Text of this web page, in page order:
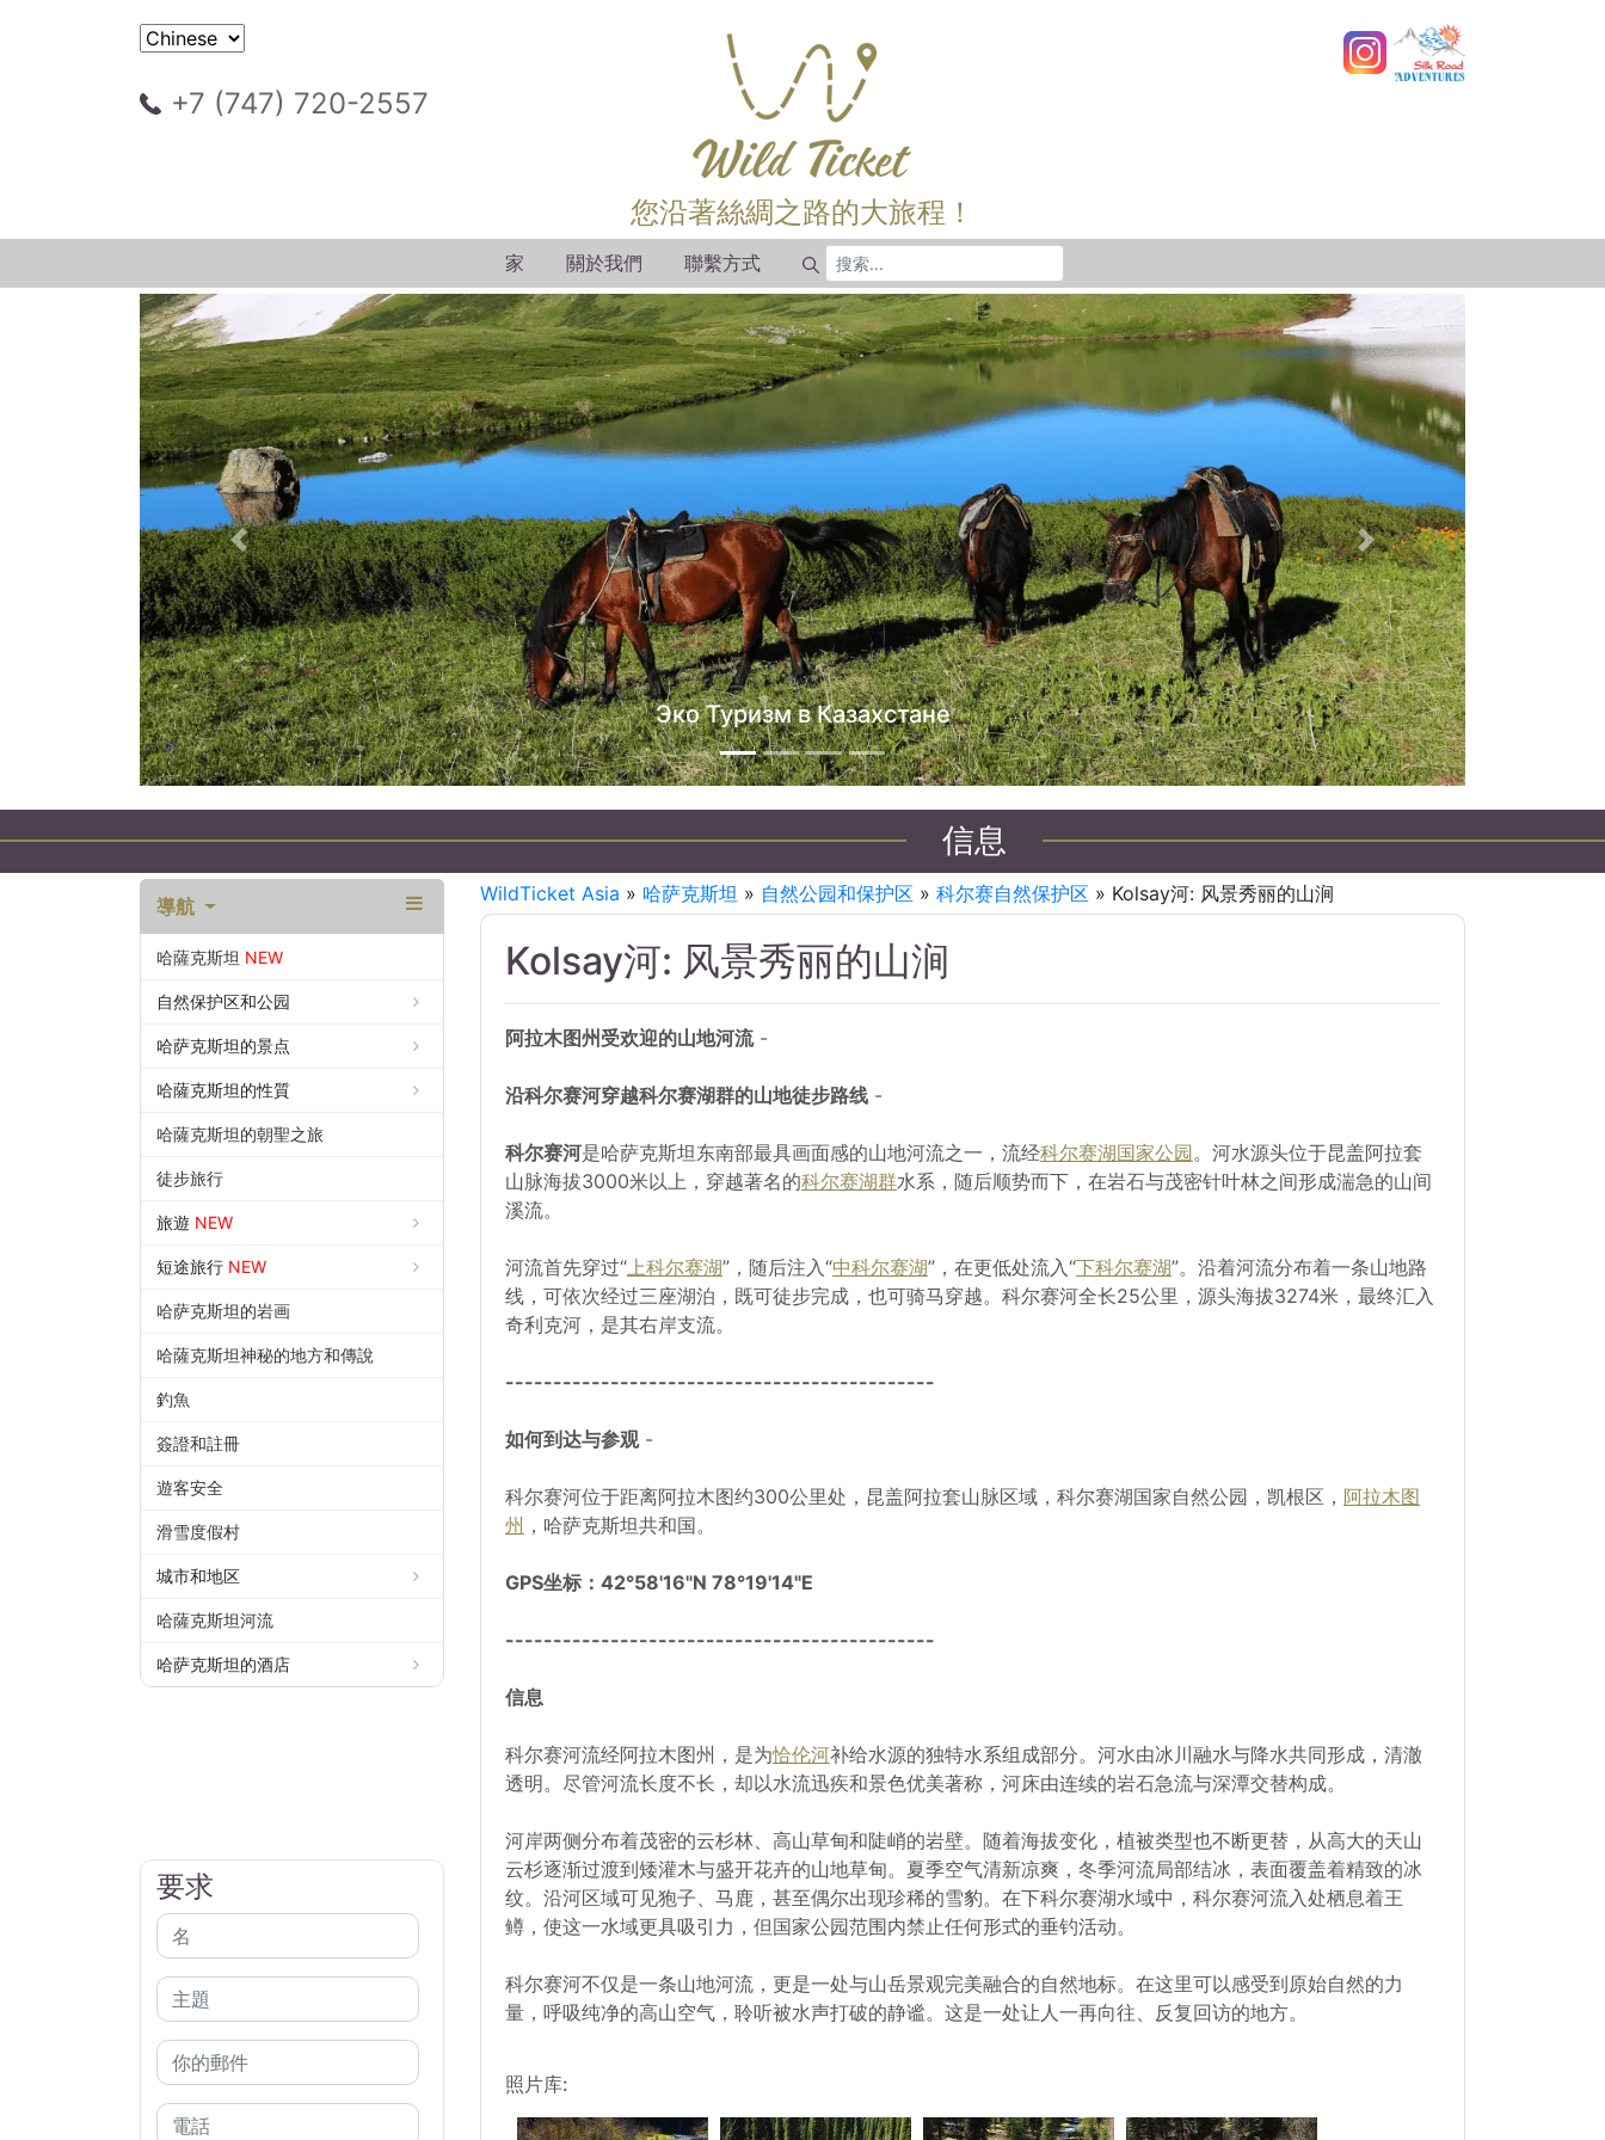
+7 (747) 720-2557
您沿著絲綢之路的大旅程！
家 關於我們 聯繫方式
哈萨克斯坦吉普车之旅
以前的 下一個
信息
導航
哈薩克斯坦 NEW
自然保护区和公园
哈萨克斯坦的景点
哈薩克斯坦的性質
哈薩克斯坦的朝聖之旅
徒步旅行
旅遊 NEW
短途旅行 NEW
哈萨克斯坦的岩画
哈薩克斯坦神秘的地方和傳說
釣魚
簽證和註冊
遊客安全
滑雪度假村
城市和地区
哈薩克斯坦河流
哈萨克斯坦的酒店
要求
WildTicket Asia » 哈萨克斯坦 » 自然公园和保护区 » 科尔赛自然保护区 » Kolsay河: 风景秀丽的山涧
Kolsay河: 风景秀丽的山涧
阿拉木图州受欢迎的山地河流-
沿科尔赛河穿越科尔赛湖群的山地徒步路线 -
科尔赛河是哈萨克斯坦东南部最具画面感的山地河流之一，流经科尔赛湖国家公园。河水源头位于昆盖阿拉套
山脉海拔3000米以上，穿越著名的科尔赛湖群水系，随后顺势而下，在岩石与茂密针叶林之间形成湍急的山间
溪流。
河流首先穿过“上科尔赛湖”，随后注入“中科尔赛湖”，在更低处流入“下科尔赛湖”。沿着河流分布着一条山地路
线，可依次经过三座湖泊，既可徒步完成，也可骑马穿越。科尔赛河全长25公里，源头海拔3274米，最终汇入
奇利克河，是其右岸支流。
---------------------------------------------
如何到达与参观-
科尔赛河位于距离阿拉木图约300公里处，昆盖阿拉套山脉区域，科尔赛湖国家自然公园，凯根区， 阿拉木图
州 ，哈萨克斯坦共和国。
GPS坐标：42°58'16"N 78°19'14"E
---------------------------------------------
信息
科尔赛河流经阿拉木图州，是为恰伦河补给水源的独特水系组成部分。河水由冰川融水与降水共同形成，清澈
透明。尽管河流长度不长，却以水流迅疾和景色优美著称，河床由连续的岩石急流与深潭交替构成。
河岸两侧分布着茂密的云杉林、高山草甸和陡峭的岩壁。随着海拔变化，植被类型也不断更替，从高大的天山
云杉逐渐过渡到矮灌木与盛开花卉的山地草甸。夏季空气清新凉爽，冬季河流局部结冰，表面覆盖着精致的冰
纹。沿河区域可见狍子、马鹿，甚至偶尔出现珍稀的雪豹。在下科尔赛湖水域中，科尔赛河流入处栖息着王
鳟，使这一水域更具吸引力，但国家公园范围内禁止任何形式的垂钓活动。
科尔赛河不仅是一条山地河流，更是一处与山岳景观完美融合的自然地标。在这里可以感受到原始自然的力
量，呼吸纯净的高山空气，聆听被水声打破的静谧。这是一处让人一再向往、反复回访的地方。
照片库: